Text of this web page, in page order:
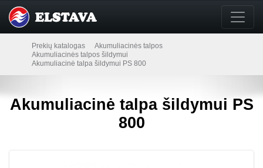
Prekių katalogas
Akumuliacinės talpos
Akumuliacinės talpos šildymui
Akumuliacinė talpa šildymui PS 800
Akumuliacinė talpa šildymui PS
800